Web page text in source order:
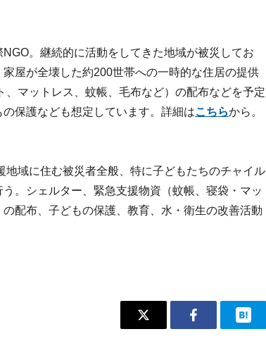
。継続的に活動をしてきた地域が被災してお
屋が全壊した約200世帯への一時的な住居の提供
マットレス、蚊帳、毛布など）の配布などを予定
保護なども想定しています。詳細はこちらから。
域に住む被災者全般、特に子どもたちのチャイル
。シェルター、緊急支援物資（蚊帳、寝袋・マッ
配布、子どもの保護、教育、水・衛生の改善活動